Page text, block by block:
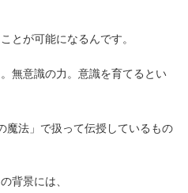
とが可能になるんです。
無意識の力。意識を育てるとい
魔法」で扱って伝授しているもの
背景には、